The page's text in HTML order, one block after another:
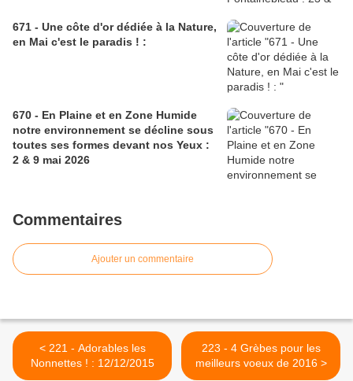
671 - Une côte d'or dédiée à la Nature,
en Mai c'est le paradis ! :
670 - En Plaine et en Zone Humide
notre environnement se décline sous
toutes ses formes devant nos Yeux :
2 & 9 mai 2026
Commentaires
Ajouter un commentaire
< 221 - Adorables les
Nonnettes ! : 12/12/2015
223 - 4 Grèbes pour les
meilleurs voeux de 2016 >